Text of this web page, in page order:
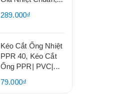
289.000₫
Kéo Cắt Ống Nhiệt
PPR 40, Kéo Cắt
Ống PPR| PVC|...
79.000₫